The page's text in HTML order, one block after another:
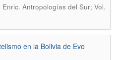
Enric. Antropologías del Sur; Vol.
en la Bolivia de Evo